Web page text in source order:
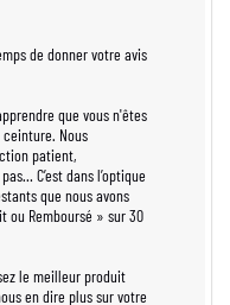
de donner votre avis
que vous n'êtes
Nous
patient,
C’est dans l’optique
que nous avons
Remboursé » sur 30
le meilleur produit
en dire plus sur votre